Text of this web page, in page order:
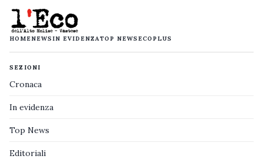
HOMENEWS IN EVIDENZATOP NEWS ECOPLUS
SEZIONI
Cronaca
In evidenza
Top News
Editoriali